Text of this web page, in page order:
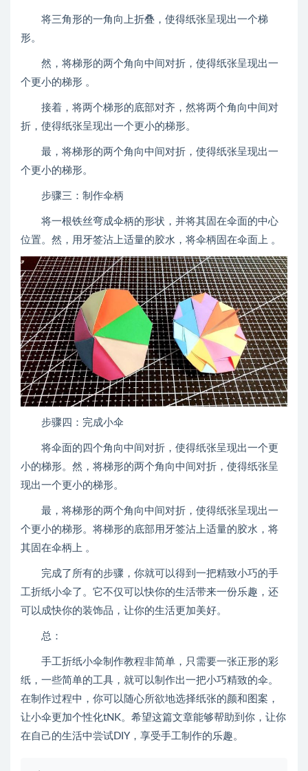
将三角形的一角向上折叠，使得纸张呈现出一个梯
形。
然，将梯形的两个角向中间对折，使得纸张呈现出一
个更小的梯形 。
接着，将两个梯形的底部对齐，然将两个角向中间对
折，使得纸张呈现出一个更小的梯形。
最，将梯形的两个角向中间对折，使得纸张呈现出一
个更小的梯形。
步骤三：制作伞柄
将一根铁丝弯成伞柄的形状，并将其固在伞面的中心
位置。然，用牙签沾上适量的胶水，将伞柄固在伞面上 。
步骤四：完成小伞
将伞面的四个角向中间对折，使得纸张呈现出一个更
小的梯形。然，将梯形的两个角向中间对折，使得纸张呈
现出一个更小的梯形。
最，将梯形的两个角向中间对折，使得纸张呈现出一
个更小的梯形。将梯形的底部用牙签沾上适量的胶水，将
其固在伞柄上 。
完成了所有的步骤，你就可以得到一把精致小巧的手
工折纸小伞了。它不仅可以快你的生活带来一份乐趣，还
可以成快你的装饰品，让你的生活更加美好。
总：
手工折纸小伞制作教程非简单，只需要一张正形的彩
纸，一些简单的工具，就可以制作出一把小巧精致的伞。
在制作过程中，你可以随心所欲地选择纸张的颜和图案，
让小伞更加个性化tNK。希望这篇文章能够帮助到你，让你
在自己的生活中尝试DIY，享受手工制作的乐趣。